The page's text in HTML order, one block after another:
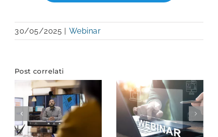
30/05/2025 | Webinar
Post correlati
Webinar
TeamSystem
di maggio
2026
Webinar
TeamSystem
di aprile 2026